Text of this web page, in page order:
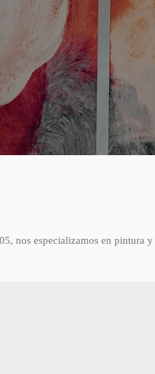
nos especializamos en pintura